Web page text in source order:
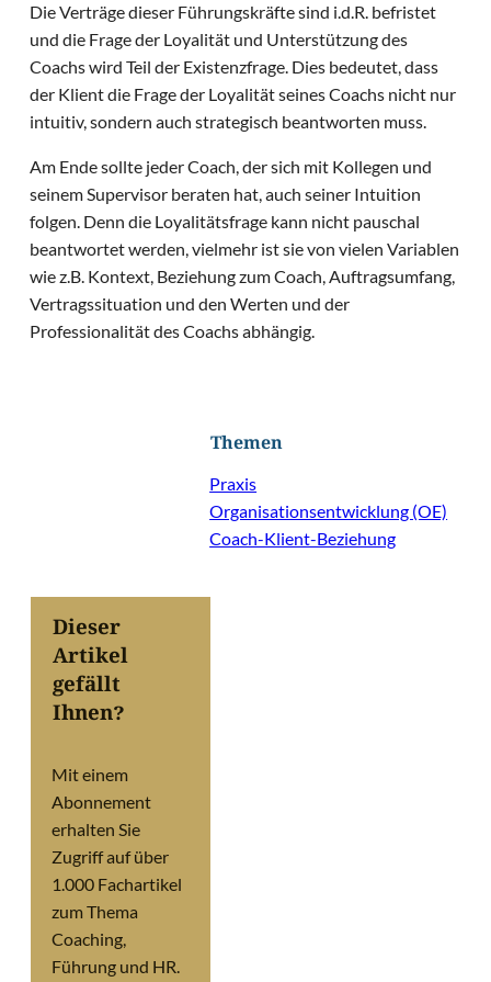
Die Verträge dieser Führungskräfte sind i.d.R. befristet
und die Frage der Loyalität und Unterstützung des
Coachs wird Teil der Existenzfrage. Dies bedeutet, dass
der Klient die Frage der Loyalität seines Coachs nicht nur
intuitiv, sondern auch strategisch beantworten muss.
Am Ende sollte jeder Coach, der sich mit Kollegen und
seinem Supervisor beraten hat, auch seiner Intuition
folgen. Denn die Loyalitätsfrage kann nicht pauschal
beantwortet werden, vielmehr ist sie von vielen Variablen
wie z.B. Kontext, Beziehung zum Coach, Auftragsumfang,
Vertragssituation und den Werten und der
Professionalität des Coachs abhängig.
Themen
Praxis
Organisationsentwicklung (OE)
Coach-Klient-Beziehung
Dieser
Artikel
gefällt
Ihnen?
Mit einem
Abonnement
erhalten Sie
Zugriff auf über
1.000 Fachartikel
zum Thema
Coaching,
Führung und HR.